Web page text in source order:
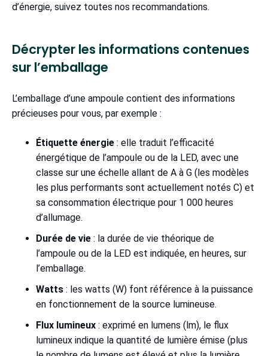
d’énergie, suivez toutes nos recommandations.
Décrypter les informations contenues
sur l’emballage
L’emballage d’une ampoule contient des informations
précieuses pour vous, par exemple :
Étiquette énergie : elle traduit l’efficacité
énergétique de l’ampoule ou de la LED, avec une
classe sur une échelle allant de A à G (les modèles
les plus performants sont actuellement notés C) et
sa consommation électrique pour 1 000 heures
d’allumage.
Durée de vie : la durée de vie théorique de
l’ampoule ou de la LED est indiquée, en heures, sur
l’emballage.
Watts : les watts (W) font référence à la puissance
en fonctionnement de la source lumineuse.
Flux lumineux : exprimé en lumens (lm), le flux
lumineux indique la quantité de lumière émise (plus